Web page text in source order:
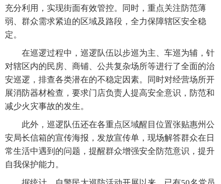
充分利用，实现街面有效管控。同时，重点关注防范薄
弱、群众需求紧迫的区域及路段，全力保障辖区安全稳
定。
在巡逻过程中，巡逻队伍以步巡为主、车巡为辅，针
对辖区内的民房、商铺、公共复杂场所等进行了全面的治
安巡逻，排查各类潜在的不稳定因素。同时对经营场所开
展消防器材检查，要求门店负责人提高安全意识，防范和
减少火灾事故的发生。
此外，巡逻队伍还在各重点区域醒目位置张贴惠州公
安局长信箱的宣传海报，发放宣传单，现场解答群众在日
常生活中遇到的问题，提醒群众增强安全防范意识，提升
自我保护能力。